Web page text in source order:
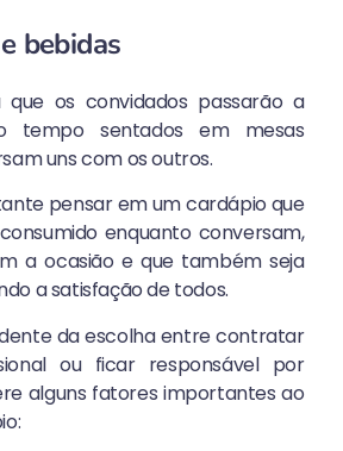
bebidas
que os convidados passarão a
tempo sentados em mesas
uns com os outros.
pensar em um cardápio que
enquanto conversam,
a ocasião e que também seja
a satisfação de todos.
da escolha entre contratar
ou ficar responsável por
alguns fatores importantes ao